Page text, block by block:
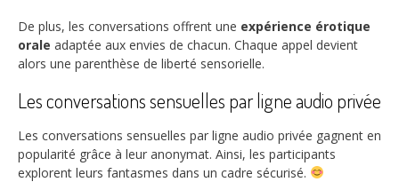
De plus, les conversations offrent une expérience érotique
orale adaptée aux envies de chacun. Chaque appel devient
alors une parenthèse de liberté sensorielle.
Les conversations sensuelles par ligne audio privée
Les conversations sensuelles par ligne audio privée gagnent en
popularité grâce à leur anonymat. Ainsi, les participants
explorent leurs fantasmes dans un cadre sécurisé.